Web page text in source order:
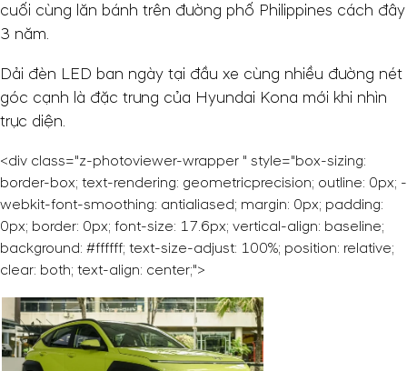
cuối cùng lăn bánh trên đường phố Philippines cách đây
3 năm.
Dải đèn LED ban ngày tại đầu xe cùng nhiều đường nét
góc cạnh là đặc trưng của Hyundai Kona mới khi nhìn
trực diện.
<div class="z-photoviewer-wrapper " style="box-sizing:
border-box; text-rendering: geometricprecision; outline: 0px; -
webkit-font-smoothing: antialiased; margin: 0px; padding:
0px; border: 0px; font-size: 17.6px; vertical-align: baseline;
background: #ffffff; text-size-adjust: 100%; position: relative;
clear: both; text-align: center;">